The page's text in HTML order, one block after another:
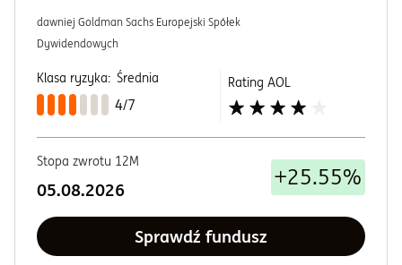
dawniej Goldman Sachs Europejski Spółek
Dywidendowych
Klasa ryzyka: Średnia
4/7
Rating AOL
Stopa zwrotu 12M
05.08.2026 +25.55%
Sprawdź fundusz